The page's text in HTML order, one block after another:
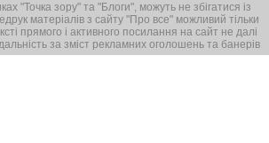
"Точка зору" та "Блоги", можуть не збігатися із
матеріалів з сайту "Про все" можливий тільки
прямого і активного посилання на сайт не далі
за зміст рекламних оголошень та банерів